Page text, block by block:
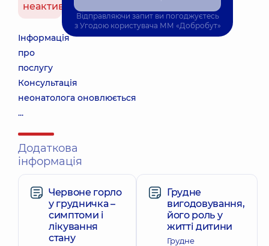
неактивна
Інформація
про
послугу
Консультація
неонатолога оновлюється
...
Додаткова
інформація
Червоне горло
у грудничка –
симптоми і
лікування
стану
Грудне
вигодовування,
його роль у
житті дитини
Грудне
Відправляючи запит ви погоджуєтесь
з Угодою користувача ММ «Добробут»